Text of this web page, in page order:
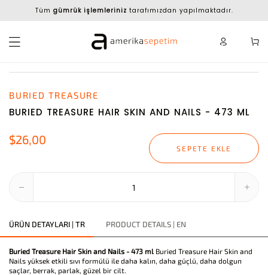
Tüm gümrük işlemleriniz tarafımızdan yapılmaktadır.
BURIED TREASURE
BURIED TREASURE HAIR SKIN AND NAILS - 473 ML
$26,00
SEPETE EKLE
ÜRÜN DETAYLARI | TR PRODUCT DETAILS | EN
Buried Treasure Hair Skin and Nails - 473 ml Buried Treasure Hair Skin and
Nails yüksek etkili sıvı formülü ile daha kalın, daha güçlü, daha dolgun
saçlar, berrak, parlak, güzel bir cilt.